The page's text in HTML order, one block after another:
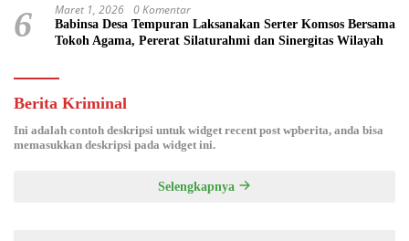
6 Maret 1, 2026 0 Komentar
Babinsa Desa Tempuran Laksanakan Serter Komsos Bersama
Tokoh Agama, Pererat Silaturahmi dan Sinergitas Wilayah
Berita Kriminal
Ini adalah contoh deskripsi untuk widget recent post wpberita, anda bisa
memasukkan deskripsi pada widget ini.
Selengkapnya